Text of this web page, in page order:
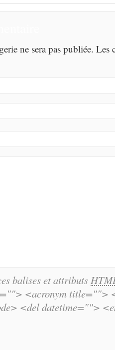
ne sera pas publiée.
balises et attributs
<acronym title="">
<del datetime="">